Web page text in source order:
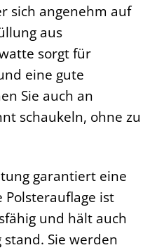
sich angenehm auf
aus
sorgt für
eine gute
Sie auch an
schaukeln, ohne zu
garantiert eine
Polsterauflage ist
und hält auch
Sie werden